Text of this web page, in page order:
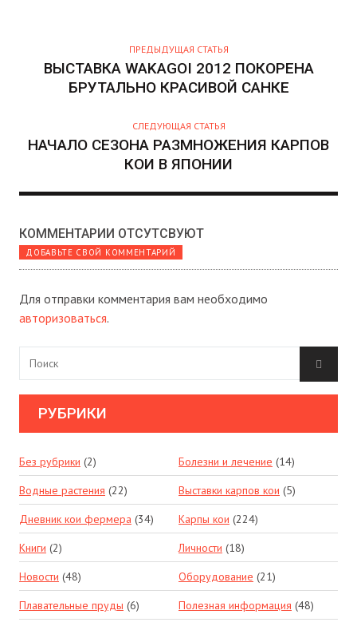
ПРЕДЫДУЩАЯ СТАТЬЯ
ВЫСТАВКА WAKAGOI 2012 ПОКОРЕНА
БРУТАЛЬНО КРАСИВОЙ САНКЕ
СЛЕДУЮЩАЯ СТАТЬЯ
НАЧАЛО СЕЗОНА РАЗМНОЖЕНИЯ КАРПОВ
КОИ В ЯПОНИИ
КОММЕНТАРИИ ОТСУТСВУЮТ
ДОБАВЬТЕ СВОЙ КОММЕНТАРИЙ
Для отправки комментария вам необходимо
авторизоваться.
РУБРИКИ
Без рубрики (2) Болезни и лечение (14)
Водные растения (22) Выставки карпов кои (5)
Дневник кои фермера (34) Карпы кои (224)
Книги (2) Личности (18)
Новости (48) Оборудование (21)
Плавательные пруды (6) Полезная информация (48)